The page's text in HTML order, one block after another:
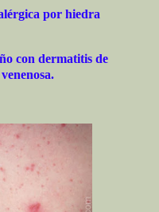
por hiedra
con dermatitis de